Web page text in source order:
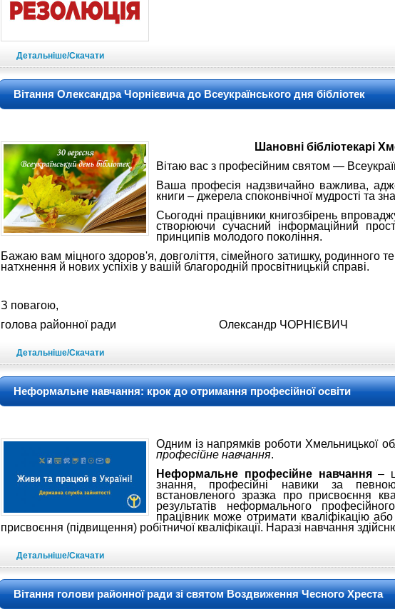
Детальніше/Скачати
Вітання Олександра Чорнієвича до Всеукраїнського дня бібліотек
Шановні бібліотекарі
Вітаю вас з професійним святом —
Ваша професія надзвичайно важлива,
книги – джерела споконвічної мудрості та
Сьогодні працівники книгозбірень
створюючи сучасний інформаційний
принципів молодого покоління.
Бажаю вам міцного здоров'я, довголіття, сімейного затишку, родинного
натхнення й нових успіхів у вашій благородній просвітницькій справі.
З повагою,
голова районної ради Олександр ЧОРНІЄВИЧ
Детальніше/Скачати
Неформальне навчання: крок до отримання професійної освіти
Одним із напрямків роботи Хмельницької
професійне навчання.
Неформальне професійне навчання–
знання, професійні навики за
встановленого зразка про присвоєння
результатів неформального
працівник може отримати кваліфікацію
присвоєння (підвищення) робітничої кваліфікації. Наразі навчання
Детальніше/Скачати
Вітання голови районної ради зі святом Воздвиження Чесного Хреста